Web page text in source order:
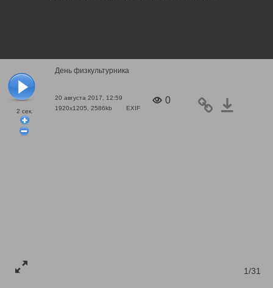
2 сек.
День физкультурника
20 августа 2017, 12:59
1920x1205, 2586kb
EXIF
0
1/31